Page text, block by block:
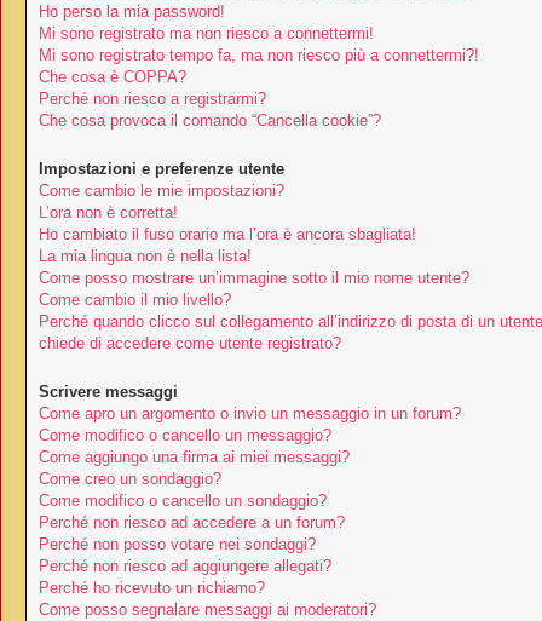
Ho perso la mia password!
Mi sono registrato ma non riesco a connettermi!
Mi sono registrato tempo fa, ma non riesco più a connettermi?!
Che cosa è COPPA?
Perché non riesco a registrarmi?
Che cosa provoca il comando “Cancella cookie”?
Impostazioni e preferenze utente
Come cambio le mie impostazioni?
L’ora non è corretta!
Ho cambiato il fuso orario ma l’ora è ancora sbagliata!
La mia lingua non è nella lista!
Come posso mostrare un’immagine sotto il mio nome utente?
Come cambio il mio livello?
Perché quando clicco sul collegamento all’indirizzo di posta di un
chiede di accedere come utente registrato?
Scrivere messaggi
Come apro un argomento o invio un messaggio in un forum?
Come modifico o cancello un messaggio?
Come aggiungo una firma ai miei messaggi?
Come creo un sondaggio?
Come modifico o cancello un sondaggio?
Perché non riesco ad accedere a un forum?
Perché non posso votare nei sondaggi?
Perché non riesco ad aggiungere allegati?
Perché ho ricevuto un richiamo?
Come posso segnalare messaggi ai moderatori?